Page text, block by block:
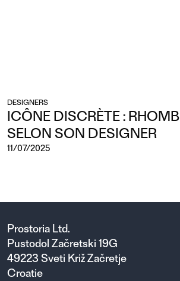
DESIGNERS
ICÔNE DISCRÈTE : RHOMB
SELON SON DESIGNER
11/07/2025
Prostoria Ltd.
Pustodol Začretski 19G
49223 Sveti Križ Začretje
Croatie